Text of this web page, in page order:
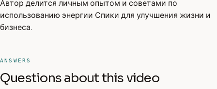
Автор делится личным опытом и советами по
использованию энергии Спики для улучшения жизни и
бизнеса.
ANSWERS
Questions about this video